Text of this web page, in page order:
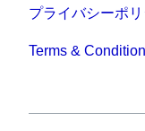
プライバシーポ
Terms & Condition